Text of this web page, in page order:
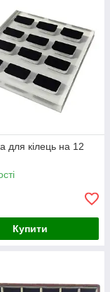
для кілець на 12
Купити